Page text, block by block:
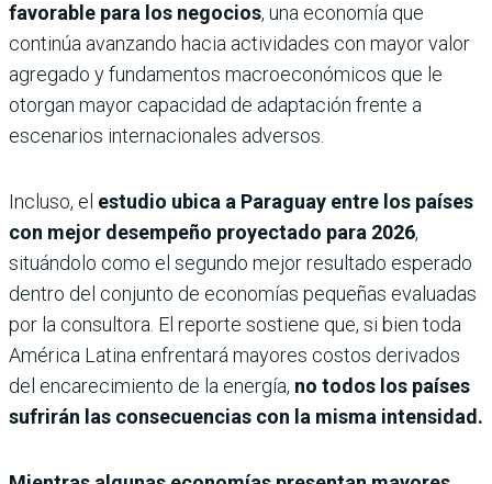
favorable para los negocios, una economía que
continúa avanzando hacia actividades con mayor valor
agregado y fundamentos macroeconómicos que le
otorgan mayor capacidad de adaptación frente a
escenarios internacionales adversos.
Incluso, el estudio ubica a Paraguay entre los países
con mejor desempeño proyectado para 2026,
situándolo como el segundo mejor resultado esperado
dentro del conjunto de economías pequeñas evaluadas
por la consultora. El reporte sostiene que, si bien toda
América Latina enfrentará mayores costos derivados
del encarecimiento de la energía, no todos los países
sufrirán las consecuencias con la misma intensidad.